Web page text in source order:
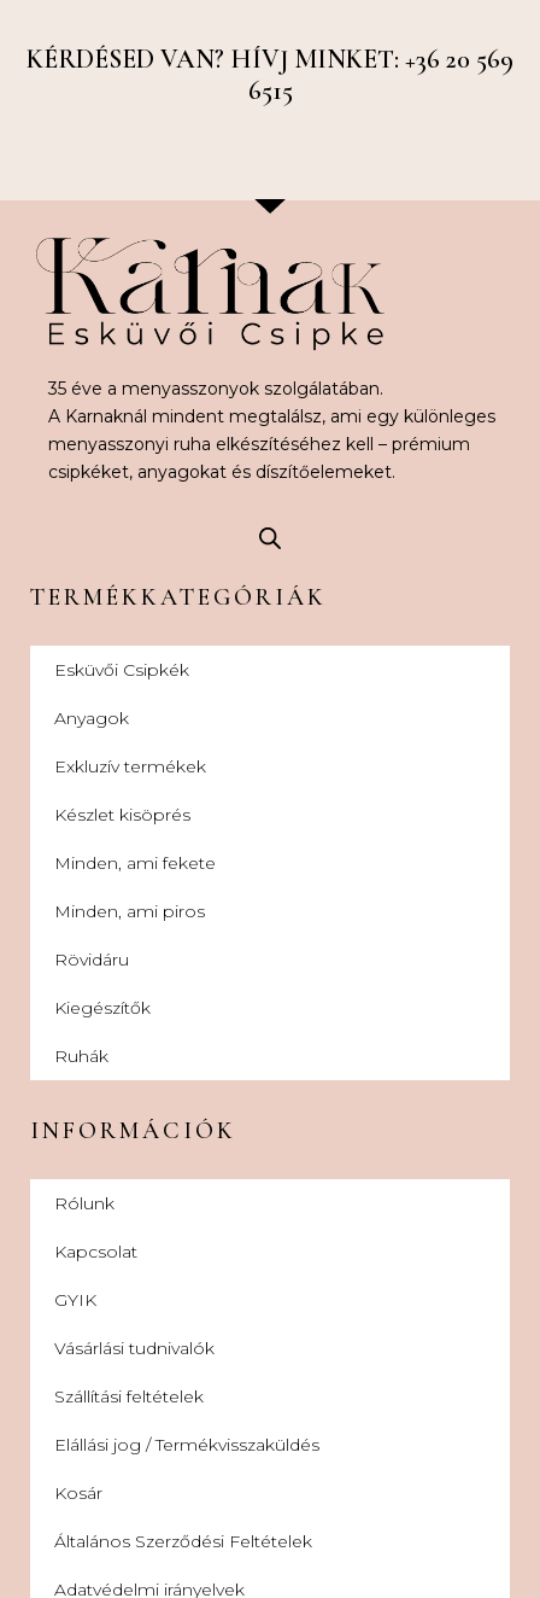
KÉRDÉSED VAN? HÍVJ MINKET: +36 20 569
6515
35 éve a menyasszonyok szolgálatában.
A Karnaknál mindent megtalálsz, ami egy különleges
menyasszonyi ruha elkészítéséhez kell – prémium
csipkéket, anyagokat és díszítőelemeket.
TERMÉKKATEGÓRIÁK
Esküvői Csipkék
Anyagok
Exkluzív termékek
Készlet kisöprés
Minden, ami fekete
Minden, ami piros
Rövidáru
Kiegészítők
Ruhák
INFORMÁCIÓK
Rólunk
Kapcsolat
GYIK
Vásárlási tudnivalók
Szállítási feltételek
Elállási jog / Termékvisszaküldés
Kosár
Általános Szerződési Feltételek
Adatvédelmi irányelvek